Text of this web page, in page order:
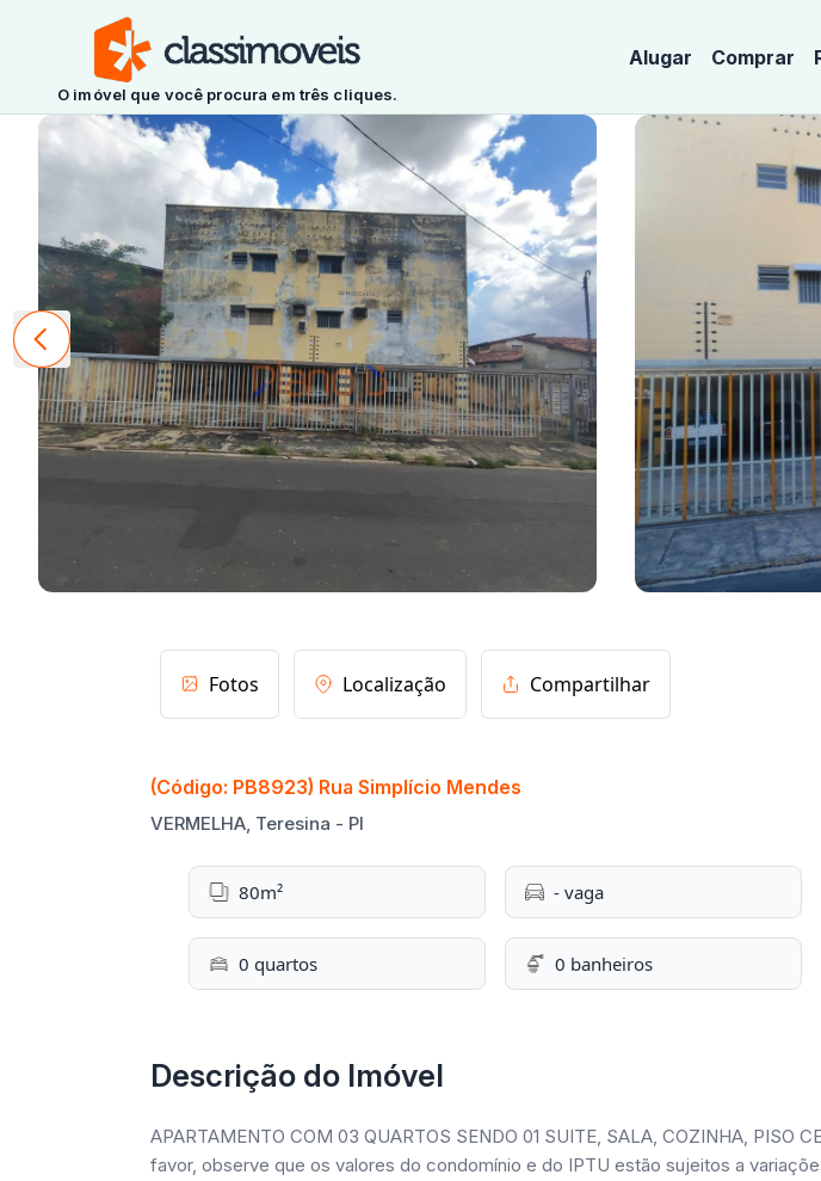
O imóvel que você procura em três cliques.
Alugar Comprar
Fotos Localização Compartilhar
(Código: PB8923) Rua Simplício Mendes
VERMELHA, Teresina - PI
80m² - vaga
0 quartos 0 banheiros
Descrição do Imóvel
APARTAMENTO COM 03 QUARTOS SENDO 01 SUITE, SALA, COZINHA, PISO
favor, observe que os valores do condomínio e do IPTU estão sujeitos a